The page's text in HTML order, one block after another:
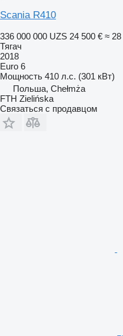
Scania R410
336 000 000 UZS 24 500 € ≈
Тягач
2018
Euro 6
Мощность 410 л.с. (301 кВт)
Польша, Chełmża
FTH Zielińska
Связаться с продавцом